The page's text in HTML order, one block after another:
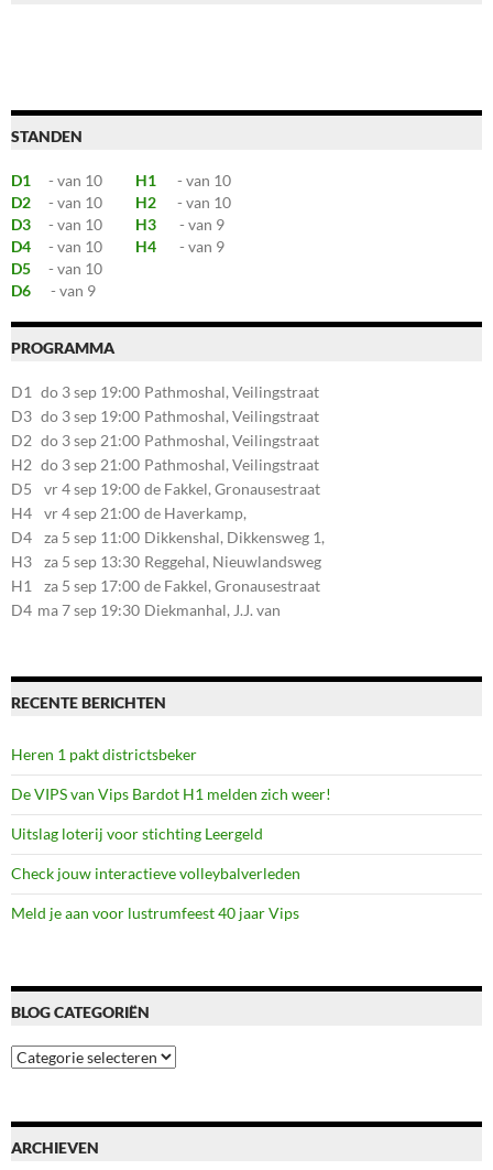
STANDEN
D1 - van 10 H1
- van 10
D2
- van 10 H2
- van 10
D3
- van 10 H3
- van 9
D4
- van 10 H4
- van 9
D5
- van 10
D6
- van 9
PROGRAMMA
D1 do 3 sep 19:00 Pathmoshal, Veilingstraat
20, 7545LZ Enschede
D3 do 3 sep 19:00 Pathmoshal, Veilingstraat
20, 7545LZ Enschede
D2 do 3 sep 21:00 Pathmoshal, Veilingstraat
20, 7545LZ Enschede
H2 do 3 sep 21:00 Pathmoshal, Veilingstraat
20, 7545LZ Enschede
D5 vr 4 sep 19:00 de Fakkel, Gronausestraat
107, 7581CE Losser
H4 vr 4 sep 21:00 de Haverkamp,
Stationsstraat 30, 7475AM
Markelo
D4 za 5 sep 11:00 Dikkenshal, Dikkensweg 1,
7641CC Wierden
H3 za 5 sep 13:30 Reggehal, Nieuwlandsweg
1, 7461VP Rijssen
H1 za 5 sep 17:00 de Fakkel, Gronausestraat
107, 7581CE Losser
D4 ma 7 sep 19:30 Diekmanhal, J.J. van
RECENTE BERICHTEN
Heren 1 pakt districtsbeker
De VIPS van Vips Bardot H1 melden zich weer!
Uitslag loterij voor stichting Leergeld
Check jouw interactieve volleybalverleden
Meld je aan voor lustrumfeest 40 jaar Vips
BLOG CATEGORIËN
Blog
categoriën
ARCHIEVEN